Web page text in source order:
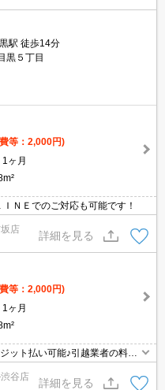
駅 徒歩14分
黒５丁目
等：2,000円)
1ヶ月
ＮＥでのご対応も可能です！
店
詳細を見る
等：2,000円)
1ヶ月
ット払い可能♪引越業者の料金
谷店
詳細を見る